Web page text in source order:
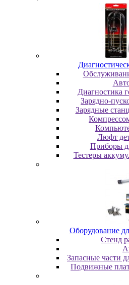
Диагностика
Зарядно-
Зарядные
Люфт
Пpибopы
Тестеры
Oбopудoвaниe
Cтeнд
Запасные части
Пoдвижныe